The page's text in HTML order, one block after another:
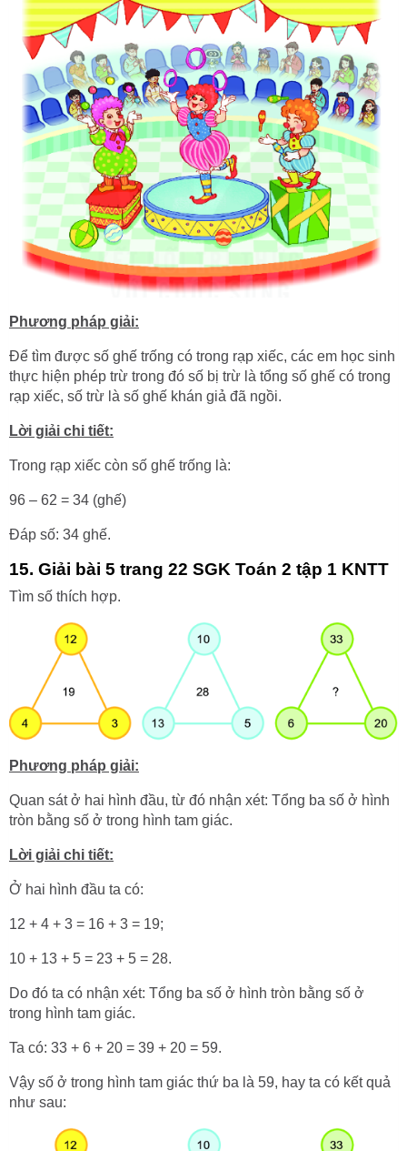
Phương pháp giải:
Để tìm được số ghế trống có trong rạp xiếc, các em học sinh
thực hiện phép trừ trong đó số bị trừ là tổng số ghế có trong
rạp xiếc, số trừ là số ghế khán giả đã ngồi.
Lời giải chi tiết:
Trong rạp xiếc còn số ghế trống là:
96 – 62 = 34 (ghế)
Đáp số: 34 ghế.
15. Giải bài 5 trang 22 SGK Toán 2 tập 1 KNTT
Tìm số thích hợp.
Phương pháp giải:
Quan sát ở hai hình đầu, từ đó nhận xét: Tổng ba số ở hình
tròn bằng số ở trong hình tam giác.
Lời giải chi tiết:
Ở hai hình đầu ta có:
12 + 4 + 3 = 16 + 3 = 19;
10 + 13 + 5 = 23 + 5 = 28.
Do đó ta có nhận xét: Tổng ba số ở hình tròn bằng số ở
trong hình tam giác.
Ta có: 33 + 6 + 20 = 39 + 20 = 59.
Vậy số ở trong hình tam giác thứ ba là 59, hay ta có kết quả
như sau: